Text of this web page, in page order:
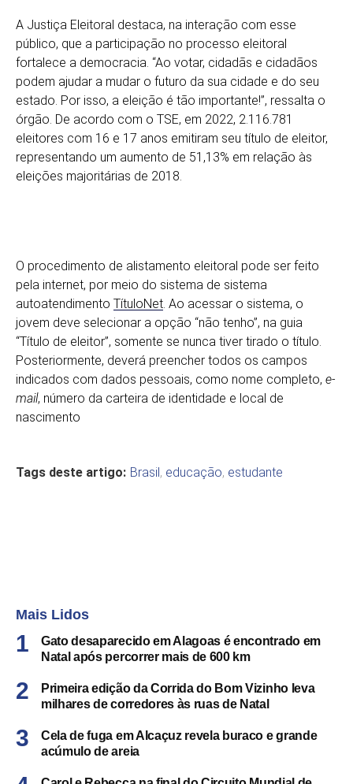
A Justiça Eleitoral destaca, na interação com esse
público, que a participação no processo eleitoral
fortalece a democracia. “Ao votar, cidadãs e cidadãos
podem ajudar a mudar o futuro da sua cidade e do seu
estado. Por isso, a eleição é tão importante!”, ressalta o
órgão. De acordo com o TSE, em 2022, 2.116.781
eleitores com 16 e 17 anos emitiram seu título de eleitor,
representando um aumento de 51,13% em relação às
eleições majoritárias de 2018.
O procedimento de alistamento eleitoral pode ser feito
pela internet, por meio do sistema de sistema
autoatendimento TítuloNet. Ao acessar o sistema, o
jovem deve selecionar a opção “não tenho”, na guia
“Título de eleitor”, somente se nunca tiver tirado o título.
Posteriormente, deverá preencher todos os campos
indicados com dados pessoais, como nome completo, e-
mail, número da carteira de identidade e local de
nascimento
Tags deste artigo: Brasil, educação, estudante
Mais Lidos
Gato desaparecido em Alagoas é encontrado em
Natal após percorrer mais de 600 km
Primeira edição da Corrida do Bom Vizinho leva
milhares de corredores às ruas de Natal
Cela de fuga em Alcaçuz revela buraco e grande
acúmulo de areia